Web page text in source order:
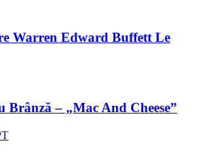
Warren Edward Buffett Le
Brânză – „Mac And Cheese”